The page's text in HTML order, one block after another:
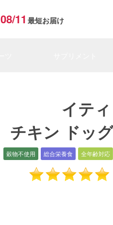
08/11 最短お届け
イティ
チキン ドッ
穀物不使用 総合栄養食 全年齢対応